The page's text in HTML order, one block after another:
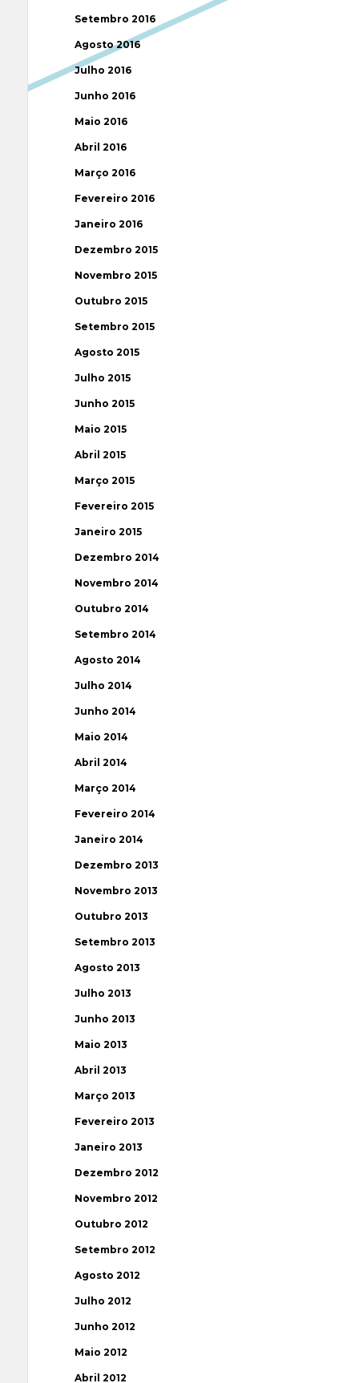
Setembro 2016
Agosto 2016
Julho 2016
Junho 2016
Maio 2016
Abril 2016
Março 2016
Fevereiro 2016
Janeiro 2016
Dezembro 2015
Novembro 2015
Outubro 2015
Setembro 2015
Agosto 2015
Julho 2015
Junho 2015
Maio 2015
Abril 2015
Março 2015
Fevereiro 2015
Janeiro 2015
Dezembro 2014
Novembro 2014
Outubro 2014
Setembro 2014
Agosto 2014
Julho 2014
Junho 2014
Maio 2014
Abril 2014
Março 2014
Fevereiro 2014
Janeiro 2014
Dezembro 2013
Novembro 2013
Outubro 2013
Setembro 2013
Agosto 2013
Julho 2013
Junho 2013
Maio 2013
Abril 2013
Março 2013
Fevereiro 2013
Janeiro 2013
Dezembro 2012
Novembro 2012
Outubro 2012
Setembro 2012
Agosto 2012
Julho 2012
Junho 2012
Maio 2012
Abril 2012